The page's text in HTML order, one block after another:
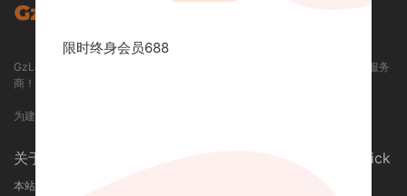
GzLoG 资源网 / GZLOG.COM - 专业提供各类精品资源下载和定制开发的服务
商！
为建站开发人员提供优质的一站式服务平台！
关于我们 / About
本站介绍
快捷导航 / Quick
限时终身会员688